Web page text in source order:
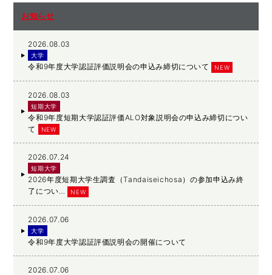
お知らせ
2026.08.03
大学
令和9年度大学認証評価説明会の申込み締切について NEW
2026.08.03
短期大学
令和9年度短期大学認証評価ALO対象説明会の申込み締切につい
て
NEW
2026.07.24
短期大学
2026年度短期大学生調査（Tandaiseichosa）の参加申込み終
了につい…
NEW
2026.07.06
大学
令和9年度大学認証評価説明会の開催について
2026.07.06